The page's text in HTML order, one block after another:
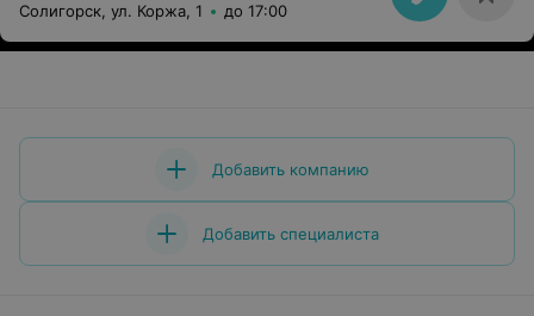
Солигорск, ул. Коржа, 1 до 17:00
Добавить компанию
Добавить специалиста